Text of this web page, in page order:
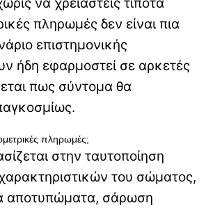
πληρωμές δεν είναι πια
επιστημονικής
ήδη εφαρμοστεί σε αρκετές
πως σύντομα θα
πληρωμές;
στην ταυτοποίηση
του σώματος,
αποτυπώματα, σάρωση